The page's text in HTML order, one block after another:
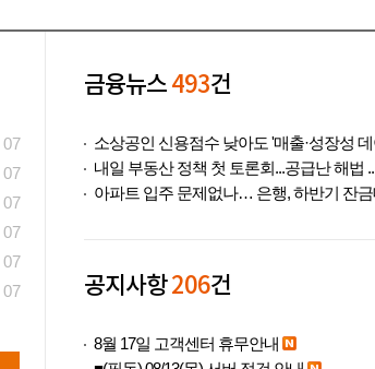
07
07
07
07
07
07
금융뉴스493건
내일 부동산 정책 첫 토론회...공급난 해법 ..
공지사항206건
8월 17일 고객센터 휴무안내